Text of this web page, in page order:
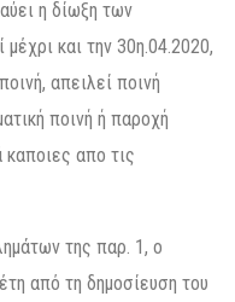
η δίωξη των
και την 30η.04.2020,
απειλεί ποινή
ποινή ή παροχή
απο τις
της παρ. 1, ο
από τη δημοσίευση του